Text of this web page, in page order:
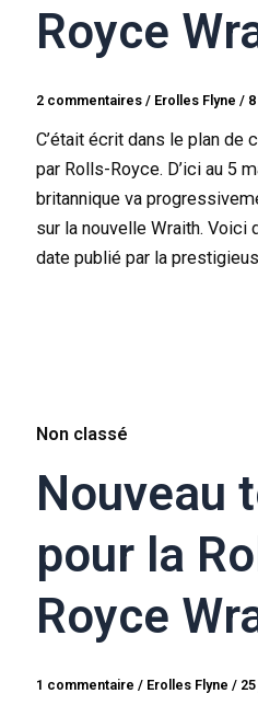
Royce
2 commentaires / Erolles Flyne/
C’était écrit dans le plan de
par Rolls-Royce. D’ici au 5
britannique va
sur la nouvelle Wraith. Voici
date publié par la
Non classé
Nouveau
pour la
Royce
1 commentaire / Erolles Flyne/